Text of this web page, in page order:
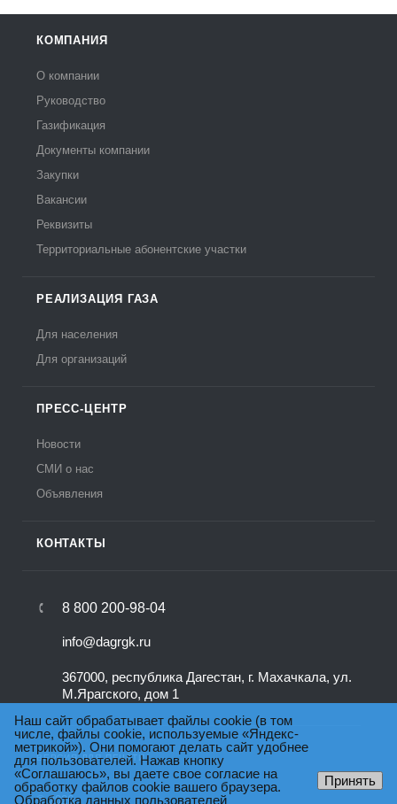
КОМПАНИЯ
О компании
Руководство
Газификация
Документы компании
Закупки
Вакансии
Реквизиты
Территориальные абонентские участки
РЕАЛИЗАЦИЯ ГАЗА
Для населения
Для организаций
ПРЕСС-ЦЕНТР
Новости
СМИ о нас
Объявления
КОНТАКТЫ
8 800 200-98-04
info@dagrgk.ru
367000, республика Дагестан, г. Махачкала, ул.
М.Ярагского, дом 1
ВЕРСИЯ ДЛЯ ПЕЧАТИ
© 2026
Наш сайт обрабатывает файлы cookie (в том
числе, файлы cookie, используемые «Яндекс-
метрикой»). Они помогают делать сайт удобнее
для пользователей. Нажав кнопку
«Соглашаюсь», вы даете свое согласие на
обработку файлов cookie вашего браузера.
Обработка данных пользователей
Принять